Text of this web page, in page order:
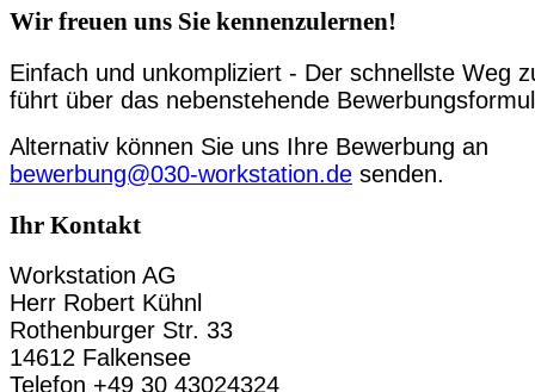
Wir freuen uns Sie kennenzulernen!
Einfach und unkompliziert - Der schnellste Weg
führt über das nebenstehende
Alternativ können Sie uns Ihre Bewerbung an
bewerbung@030-workstation.de senden.
Ihr Kontakt
Workstation AG
Herr Robert Kühnl
Rothenburger Str. 33
14612 Falkensee
Telefon +49 30 43024324